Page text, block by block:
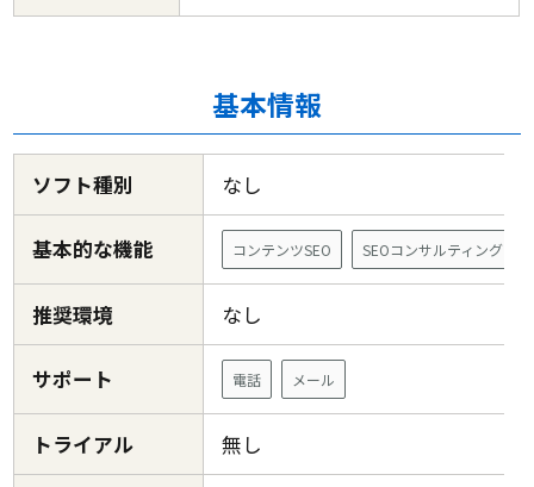
基本情報
ソフト種別 なし
基本的な機能 コンテンツSEO SEOコンサルティング
推奨環境 なし
サポート 電話 メール
トライアル 無し